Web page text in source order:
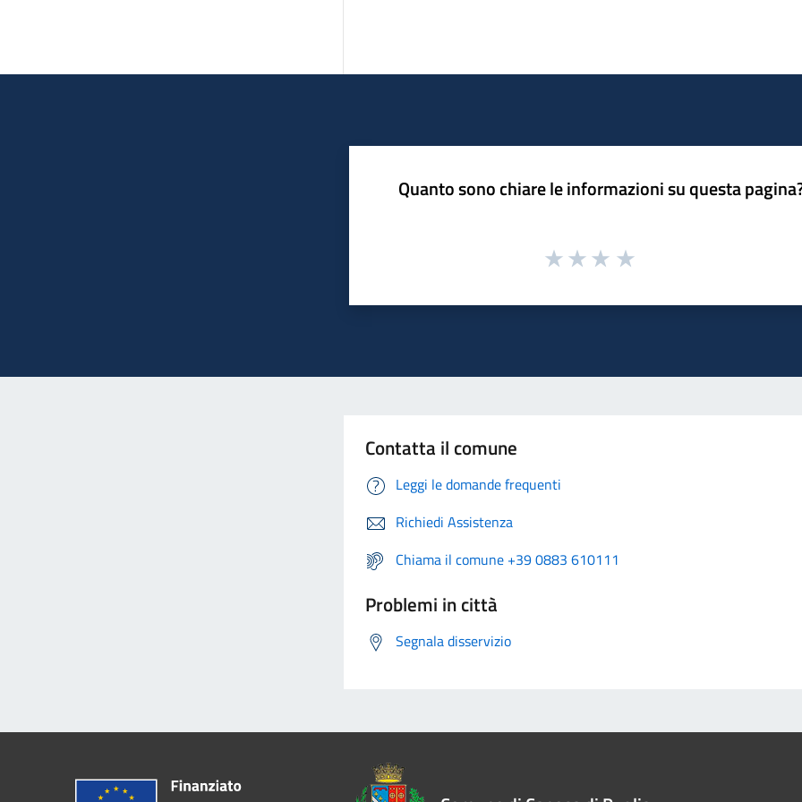
Quanto sono chiare le informazioni su questa
Contatta il comune
Leggi le domande frequenti
Richiedi Assistenza
Chiama il comune +39 0883 610111
Problemi in città
Segnala disservizio